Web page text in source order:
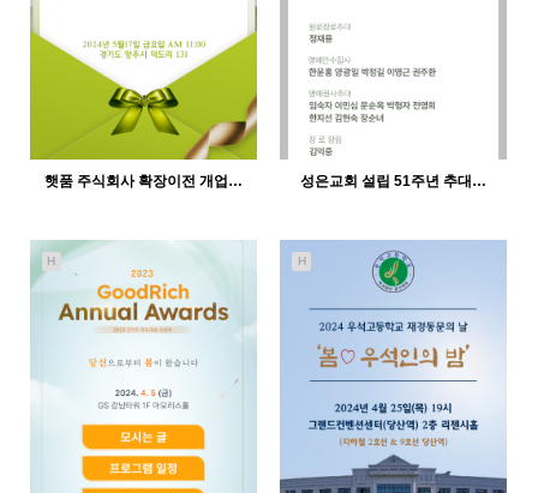
450
12-21
인바이트미
햇품 주식회사 확장이전 개업…
459
12-21
인바이트미
성은교회 설립 51주년 추대…
H H